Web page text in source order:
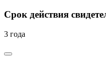
Срок действия
3 года